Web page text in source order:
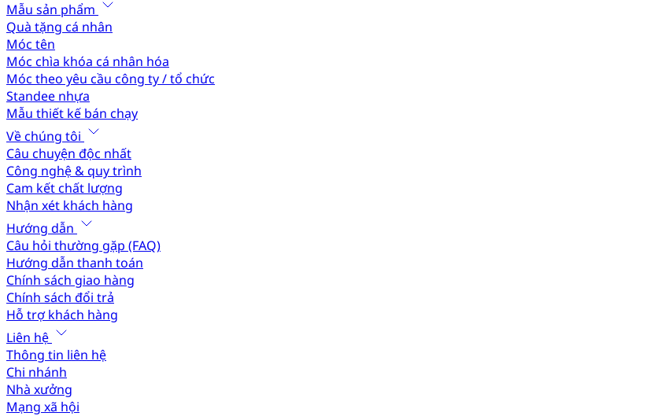
Mẫu sản phẩm
Quà tặng cá nhân
Móc tên
Móc chìa khóa cá nhân hóa
Móc theo yêu cầu công ty / tổ chức
Standee nhựa
Mẫu thiết kế bán chạy
Về chúng tôi
Câu chuyện độc nhất
Công nghệ & quy trình
Cam kết chất lượng
Nhận xét khách hàng
Hướng dẫn
Câu hỏi thường gặp (FAQ)
Hướng dẫn thanh toán
Chính sách giao hàng
Chính sách đổi trả
Hỗ trợ khách hàng
Liên hệ
Thông tin liên hệ
Chi nhánh
Nhà xưởng
Mạng xã hội